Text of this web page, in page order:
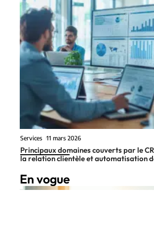
Services 11 mars 2026
Principaux domaines couverts par le
la relation clientèle et automatisation
En vogue